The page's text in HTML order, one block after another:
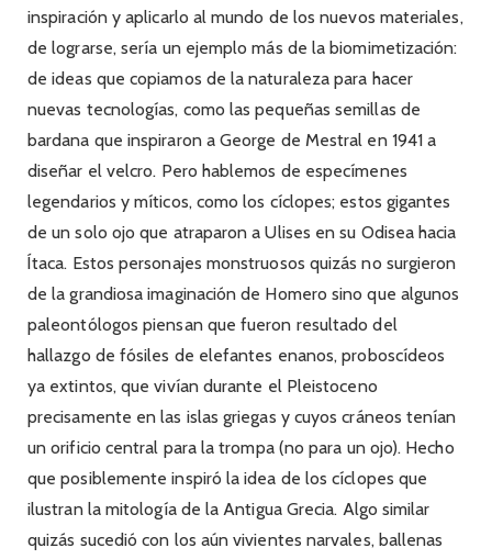
inspiración y aplicarlo al mundo de los nuevos materiales,
de lograrse, sería un ejemplo más de la biomimetización:
de ideas que copiamos de la naturaleza para hacer
nuevas tecnologías, como las pequeñas semillas de
bardana que inspiraron a George de Mestral en 1941 a
diseñar el velcro. Pero hablemos de especímenes
legendarios y míticos, como los cíclopes; estos gigantes
de un solo ojo que atraparon a Ulises en su Odisea hacia
Ítaca. Estos personajes monstruosos quizás no surgieron
de la grandiosa imaginación de Homero sino que algunos
paleontólogos piensan que fueron resultado del
hallazgo de fósiles de elefantes enanos, proboscídeos
ya extintos, que vivían durante el Pleistoceno
precisamente en las islas griegas y cuyos cráneos tenían
un orificio central para la trompa (no para un ojo). Hecho
que posiblemente inspiró la idea de los cíclopes que
ilustran la mitología de la Antigua Grecia. Algo similar
quizás sucedió con los aún vivientes narvales, ballenas